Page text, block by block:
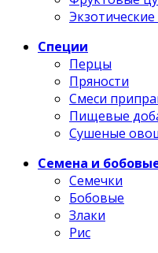
Специи
Перцы
Пряности
Смеси
Пищевые
Сушеные
Семена и
Семечки
Бобовые
Злаки
Рис